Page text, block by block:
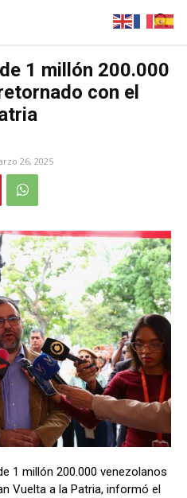
1 millón 200.000
con el
26, 2025
1 millón 200.000 venezolanos
Vuelta a la Patria, informó el